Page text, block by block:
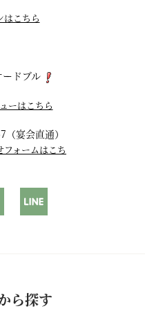
はこちら
ドブル
ーはこちら
宴会直通）
フォームはこち
ら探す